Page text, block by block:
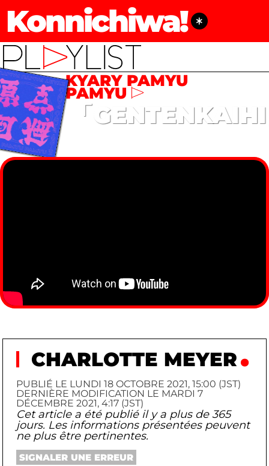
Konnichiwa!
KYARY PAMYU
PAMYU
「
CHARLOTTE MEYER
PUBLIÉ LE LUNDI 18 OCTOBRE 2021, 15:00 (JST)
DERNIÈRE MODIFICATION LE MARDI 7
DÉCEMBRE 2021, 4:17 (JST)
Cet article a été publié il y a plus de 365
jours. Les informations présentées peuvent
ne plus être pertinentes.
SIGNALER UNE ERREUR